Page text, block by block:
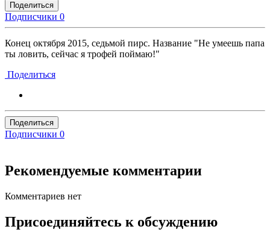
Поделиться
Подписчики 0
Конец октября 2015, седьмой пирс. Название "Не умеешь папа
ты ловить, сейчас я трофей поймаю!"
Поделиться
Поделиться
Подписчики 0
Рекомендуемые комментарии
Комментариев нет
Присоединяйтесь к обсуждению